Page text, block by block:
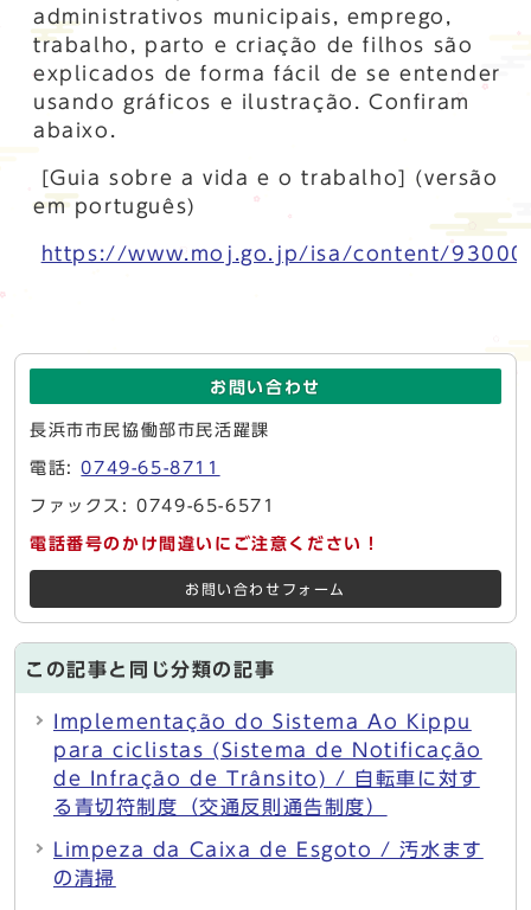
administrativos municipais, emprego,
trabalho, parto e criação de filhos são
explicados de forma fácil de se entender
usando gráficos e ilustração. Confiram
abaixo.
[Guia sobre a vida e o trabalho] (versão
em português)
https://www.moj.go.jp/isa/content/
お問い合わせ
長浜市市民協働部市民活躍課
電話:0749-65-8711
ファックス: 0749-65-6571
電話番号のかけ間違いにご注意ください！
お問い合わせフォーム
この記事と同じ分類の記事
Implementação do Sistema Ao Kippu
para ciclistas (Sistema de Notificação
de Infração de Trânsito) / 自転車に対す
る青切符制度（交通反則通告制度）
Limpeza da Caixa de Esgoto / 汚水ます
の清掃